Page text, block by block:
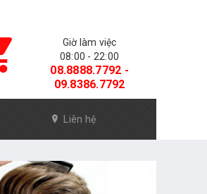
Giờ làm việc
08:00 - 22:00
08.8888.7792 -
09.8386.7792
Liên hệ